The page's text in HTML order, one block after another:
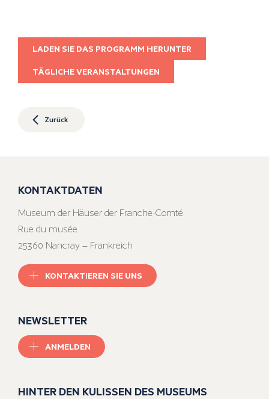
LADEN SIE DAS PROGRAMM HERUNTER
TÄGLICHE VERANSTALTUNGEN
Zurück
KONTAKTDATEN
Museum der Häuser der Franche-Comté
Rue du musée
25360 Nancray – Frankreich
KONTAKTIEREN SIE UNS
NEWSLETTER
ANMELDEN
HINTER DEN KULISSEN DES MUSEUMS